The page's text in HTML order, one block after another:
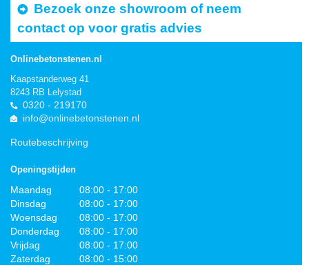
Bezoek onze showroom of neem
contact op voor gratis advies
Onlinebetonstenen.nl
Kaapstanderweg 41
8243 RB Lelystad
0320 - 219170
info@onlinebetonstenen.nl
Routebeschrijving
Openingstijden
Maandag
08:00 - 17:00
Dinsdag
08:00 - 17:00
Woensdag
08:00 - 17:00
Donderdag
08:00 - 17:00
Vrijdag
08:00 - 17:00
Zaterdag
08:00 - 15:00